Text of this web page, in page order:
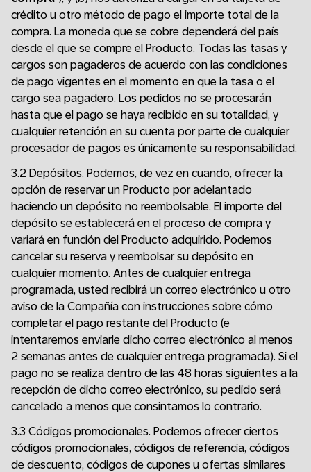
crédito u otro método de pago el importe total de la
compra. La moneda que se cobre dependerá del país
desde el que se compre el Producto. Todas las tasas y
cargos son pagaderos de acuerdo con las condiciones
de pago vigentes en el momento en que la tasa o el
cargo sea pagadero. Los pedidos no se procesarán
hasta que el pago se haya recibido en su totalidad, y
cualquier retención en su cuenta por parte de cualquier
procesador de pagos es únicamente su responsabilidad.
3.2 Depósitos. Podemos, de vez en cuando, ofrecer la
opción de reservar un Producto por adelantado
haciendo un depósito no reembolsable. El importe del
depósito se establecerá en el proceso de compra y
variará en función del Producto adquirido. Podemos
cancelar su reserva y reembolsar su depósito en
cualquier momento. Antes de cualquier entrega
programada, usted recibirá un correo electrónico u otro
aviso de la Compañía con instrucciones sobre cómo
completar el pago restante del Producto (e
intentaremos enviarle dicho correo electrónico al menos
2 semanas antes de cualquier entrega programada). Si el
pago no se realiza dentro de las 48 horas siguientes a la
recepción de dicho correo electrónico, su pedido será
cancelado a menos que consintamos lo contrario.
3.3 Códigos promocionales. Podemos ofrecer ciertos
códigos promocionales, códigos de referencia, códigos
de descuento, códigos de cupones u ofertas similares